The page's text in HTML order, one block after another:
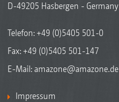
D-49205 Hasbergen - Germany
Telefon:+49 (0)5405 501-0
Fax: +49 (0)5405 501-147
E-Mail: amazone@amazone.de
Impressum